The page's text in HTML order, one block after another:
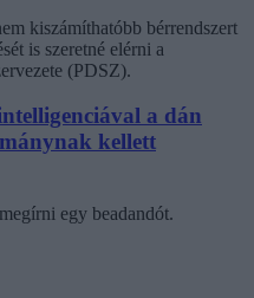
kiszámíthatóbb bérrendszert
is szeretné elérni a
(PDSZ).
a dán
kellett
egy beadandót.